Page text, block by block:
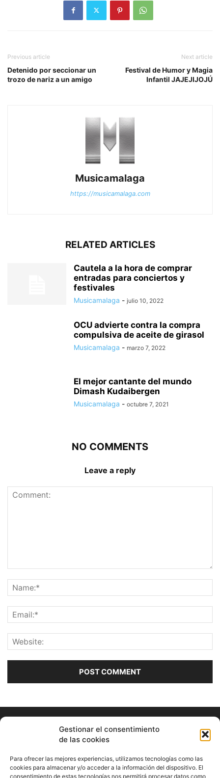
Gestionar el consentimiento
de las cookies
Para ofrecer las mejores experiencias, utilizamos tecnologías como las
cookies para almacenar y/o acceder a la información del dispositivo. El
consentimiento de estas tecnologías nos permitirá procesar datos como
Previous article
Detenido por seccionar un
trozo de nariz a un amigo
Next article
Festival de Humor y Magia
Infantil JAJEJIJOJÚ
Musicamalaga
https://musicamalaga.com
RELATED ARTICLES
Cautela a la hora de comprar
entradas para conciertos y
festivales
Musicamalaga - julio 10, 2022
OCU advierte contra la compra
compulsiva de aceite de girasol
Musicamalaga - marzo 7, 2022
El mejor cantante del mundo
Dimash Kudaibergen
Musicamalaga - octubre 7, 2021
NO COMMENTS
Leave a reply